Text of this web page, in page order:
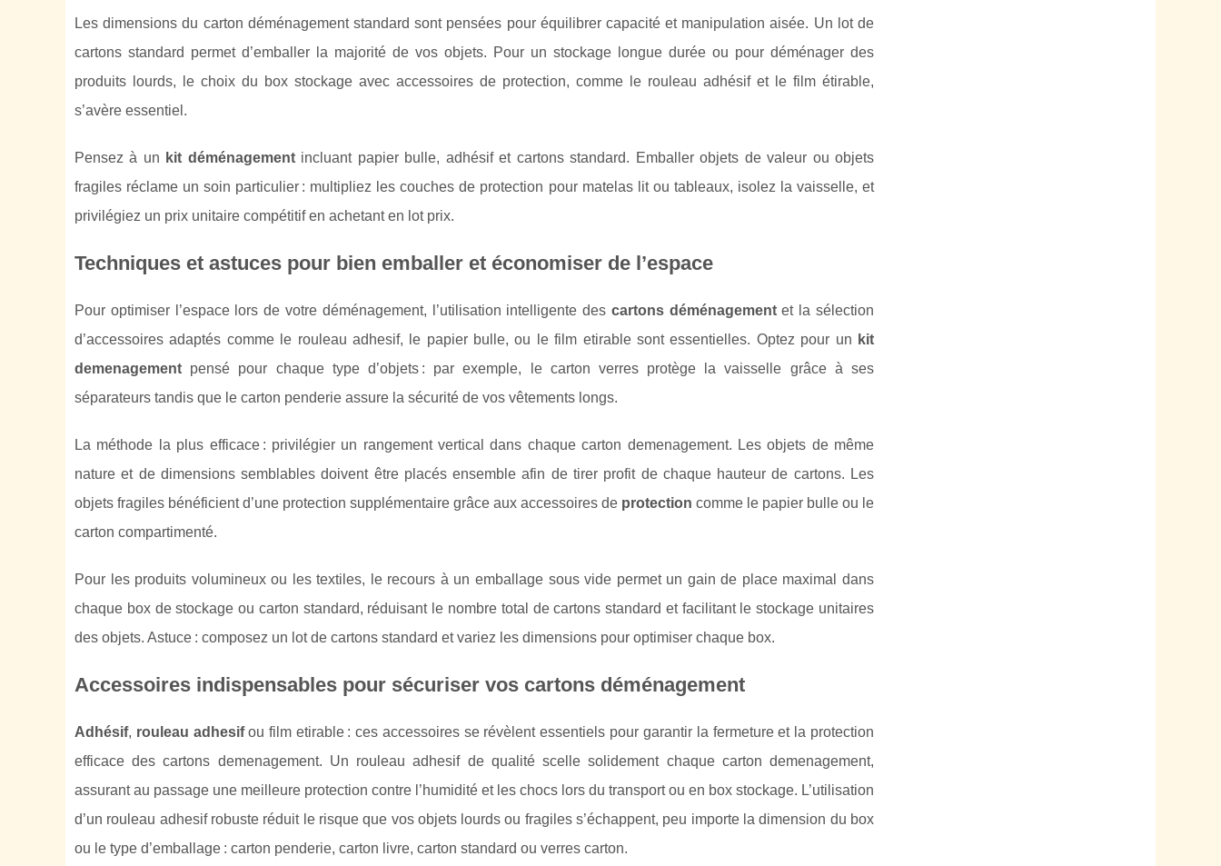
Les dimensions du carton déménagement standard sont pensées pour équilibrer capacité et manipulation aisée. Un lot de
cartons standard permet d’emballer la majorité de vos objets. Pour un stockage longue durée ou pour déménager des
produits lourds, le choix du box stockage avec accessoires de protection, comme le rouleau adhésif et le film étirable,
s’avère essentiel.
Pensez à un kit déménagementincluant papier bulle, adhésif et cartons standard. Emballer objets de valeur ou objets
fragiles réclame un soin particulier : multipliez les couches de protection pour matelas lit ou tableaux, isolez la vaisselle, et
privilégiez un prix unitaire compétitif en achetant en lot prix.
Techniques et astuces pour bien emballer et économiser de l’espace
Pour optimiser l’espace lors de votre déménagement, l’utilisation intelligente des cartons déménagementet la sélection
d’accessoires adaptés comme le rouleau adhesif, le papier bulle, ou le film etirable sont essentielles. Optez pour un kit
demenagement pensé pour chaque type d’objets : par exemple, le carton verres protège la vaisselle grâce à ses
séparateurs tandis que le carton penderie assure la sécurité de vos vêtements longs.
La méthode la plus efficace : privilégier un rangement vertical dans chaque carton demenagement. Les objets de même
nature et de dimensions semblables doivent être placés ensemble afin de tirer profit de chaque hauteur de cartons. Les
objets fragiles bénéficient d’une protection supplémentaire grâce aux accessoires de protection comme le papier bulle ou le
carton compartimenté.
Pour les produits volumineux ou les textiles, le recours à un emballage sous vide permet un gain de place maximal dans
chaque box de stockage ou carton standard, réduisant le nombre total de cartons standard et facilitant le stockage unitaires
des objets. Astuce : composez un lot de cartons standard et variez les dimensions pour optimiser chaque box.
Accessoires indispensables pour sécuriser vos cartons déménagement
Adhésif, rouleau adhesifou film etirable : ces accessoires se révèlent essentiels pour garantir la fermeture et la protection
efficace des cartons demenagement. Un rouleau adhesif de qualité scelle solidement chaque carton demenagement,
assurant au passage une meilleure protection contre l’humidité et les chocs lors du transport ou en box stockage. L’utilisation
d’un rouleau adhesif robuste réduit le risque que vos objets lourds ou fragiles s’échappent, peu importe la dimension du box
ou le type d’emballage : carton penderie, carton livre, carton standard ou verres carton.